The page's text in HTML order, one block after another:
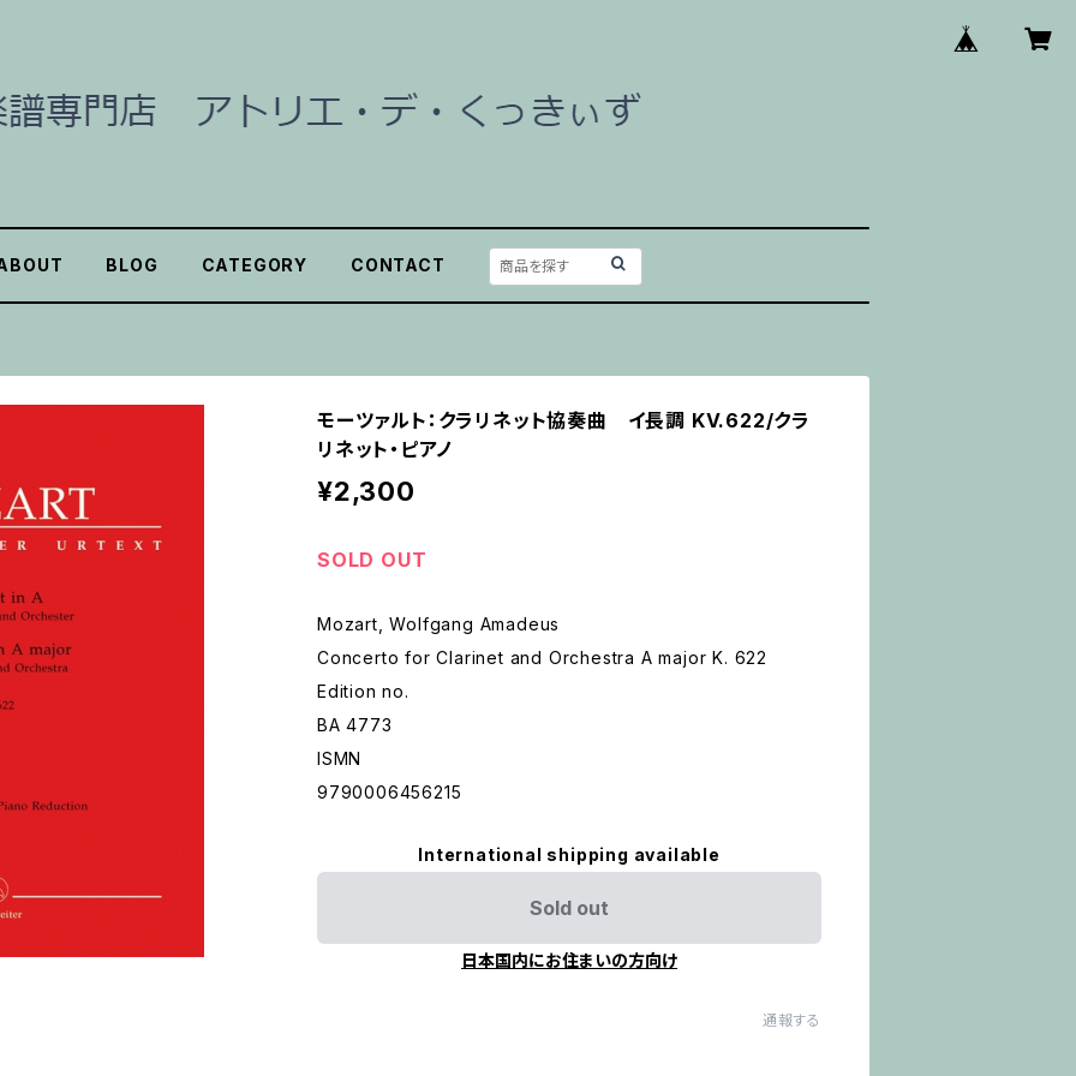
BLOG CATEGORY CONTACT
モーツァルト：クラリネット協奏曲 イ長調 KV.622/クラ
リネット・ピアノ
¥2,300
SOLD OUT
Mozart, Wolfgang Amadeus
Concerto for Clarinet and Orchestra A major K. 622
Edition no.
BA 4773
ISMN
9790006456215
International shipping available
Sold out
日本国内にお住まいの方向け
通報する